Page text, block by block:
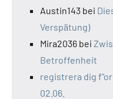
Austin143 bei
Verspätung)
Mira2036 bei
Betroffenheit
registrera dig
02.06.